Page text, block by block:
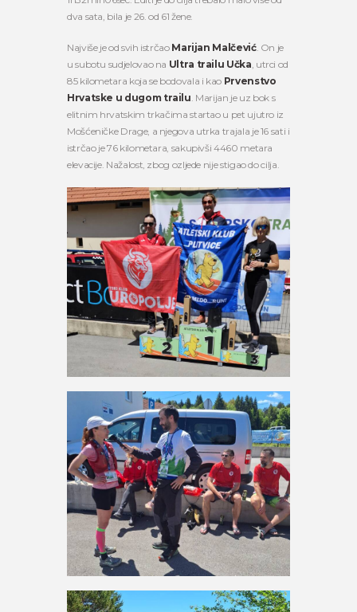
dva sata, bila je 26. od 61 žene.
Najviše je od svih istrčao Marijan Malčević. On je
u subotu sudjelovao na Ultra trailu Učka , utrci od
85 kilometara koja se bodovala i kao Prvenstvo
Hrvatske u dugom trailu . Marijan je uz bok s
elitnim hrvatskim trkačima startao u pet ujutro iz
Mošćeničke Drage, a njegova utrka trajala je 16 sati i
istrčao je 76 kilometara, sakupivši 4460 metara
elevacije. Nažalost, zbog ozljede nije stigao do cilja.